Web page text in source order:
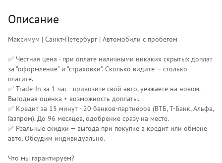
Описание
Максимум | Санкт-Петербург | Автомобили с пробегом
✅ Честная цена - при оплате наличными никаких скрытых доплат
за "оформление" и "страховки". Сколько видите — столько
платите.
✅ Trade-In за 1 час - привозите свой авто, уезжаете на новом.
Выгодная оценка + возможность доплаты.
✅ Кредит за 15 минут - 20 банков-партнёров (ВТБ, Т-Банк, Альфа,
Газпром). До 96 месяцев, одобрение сразу на месте.
✅ Реальные скидки — выгода при покупке в кредит или обмене
авто. Обсудим индивидуально.
Что мы гарантируем?